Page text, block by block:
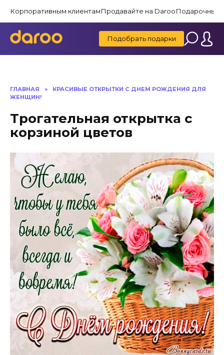
содержанию
Корпоративным клиентамПродавайте на DarooПодарочные
Подобрать подарки
ГЛАВНАЯ »
КРАСИВЫЕ ОТКРЫТКИ C ДНЕМ РОЖДЕНИЯ ДЛЯ
ЖЕНЩИН!
Трогательная открытка с
корзиной цветов